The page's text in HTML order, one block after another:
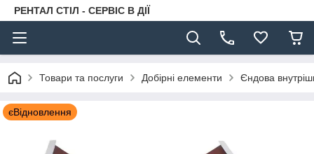
РЕНТАЛ СТІЛ - СЕРВІС В ДІЇ
Товари та послуги Добірні елементи Єндова
єВідновлення